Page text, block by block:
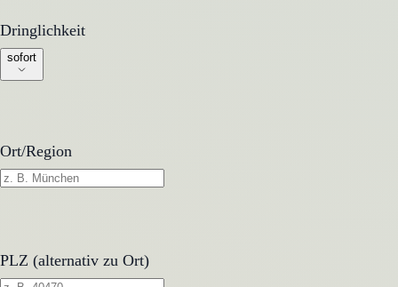
Dringlichkeit
Dringlichkeit
sofort
Ort/Region
PLZ (alternativ zu Ort)